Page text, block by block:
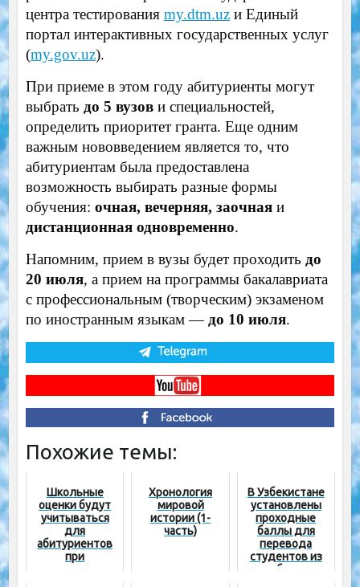
центра тестирования my.dtm.uzи Единый
портал интерактивных государственных услуг
(my.gov.uz).
При приеме в этом году абитуриенты могут
выбрать до 5 вузови специальностей,
определить приоритет гранта. Еще одним
важным нововведением является то, что
абитуриентам была предоставлена ​​
возможность выбирать разные формы
обучения: очная, вечерняя, заочнаяи
дистанционная одновременно.
Напомним, прием в вузы будет проходить до
20 июля, а прием на программы бакалавриата
с профессиональным (творческим) экзаменом
по иностранным языкам —до 10 июля.
Похожие темы:
Школьные
оценки будут
учитываться
для
абитуриентов
при
Хронология
мировой
истории (1-
часть)
В Узбекистане
установлены
проходные
баллы для
перевода
студентов из
зарубежных